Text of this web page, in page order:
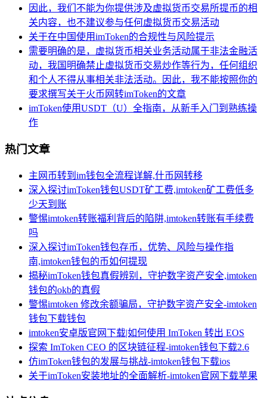
因此，我们不能为你提供涉及虚拟货币交易所提币的相
关内容，也不建议参与任何虚拟货币交易活动
关于在中国使用imToken的合规性与风险提示
需要明确的是，虚拟货币相关业务活动属于非法金融活
动，我国明确禁止虚拟货币交易炒作等行为，任何组织
和个人不得从事相关非法活动。因此，我不能按照你的
要求撰写关于火币网转imToken的文章
imToken使用USDT（U）全指南，从新手入门到熟练操
作
热门文章
主网币转到im钱包全流程详解,什币网转移
深入探讨imToken钱包USDT矿工费,imtoken矿工费低多
少天到账
警惕imtoken转账福利背后的陷阱,imtoken转账有手续费
吗
深入探讨imToken钱包存币，优势、风险与操作指
南,imtoken钱包的币如何提现
揭秘imToken钱包真假辨别，守护数字资产安全,imtoken
钱包的okb的真假
警惕imtoken 修改余额骗局，守护数字资产安全-imtoken
钱包下载钱包
imtoken安卓版官网下载|如何使用 ImToken 转出 EOS
探索 ImToken CEO 的区块链征程-imtoken钱包下载2.6
仿imToken钱包的发展与挑战-imtoken钱包下载ios
关于imToken安装地址的全面解析-imtoken官网下载苹果